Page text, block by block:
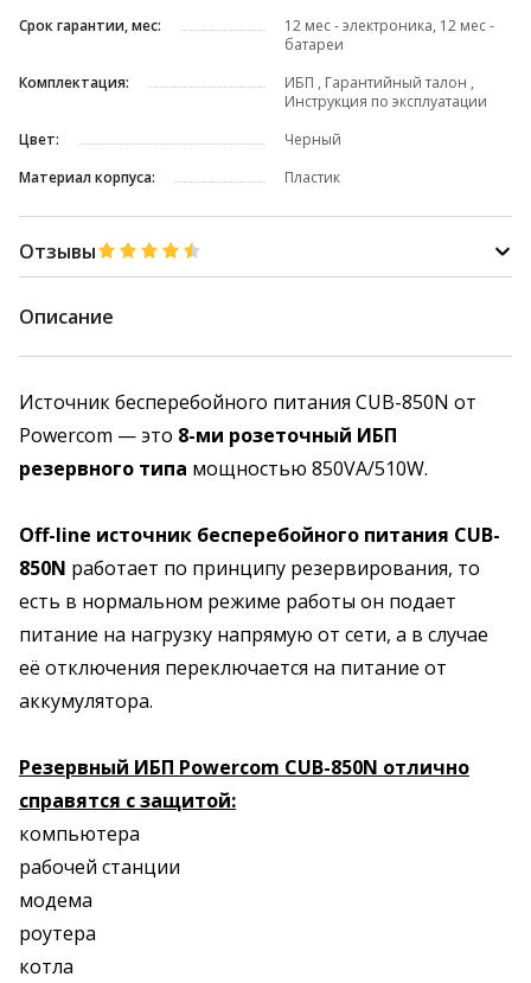
Срок гарантии, мес:
12 мес - электроника, 12 мес -
батареи
Комплектация:
ИБП , Гарантийный талон ,
Инструкция по эксплуатации
Цвет:
Черный
Материал корпуса:
Пластик
Отзывы
Описание
Источник бесперебойного питания CUB-850N от
Powercom — это 8-ми розеточный ИБП
резервного типа мощностью 850VA/510W.
Off-line источник бесперебойного питания CUB-
850N работает по принципу резервирования, то
есть в нормальном режиме работы он подает
питание на нагрузку напрямую от сети, а в случае
её отключения переключается на питание от
аккумулятора.
Резервный ИБП Powercom CUB-850N отлично
справятся с защитой:
компьютера
рабочей станции
модема
роутера
котла